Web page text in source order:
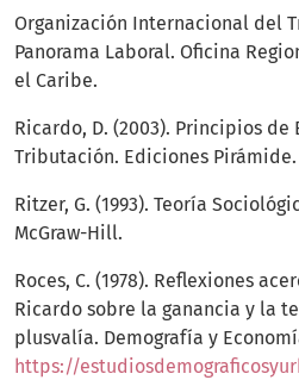
Organización Internacional del
Panorama Laboral. Oficina
el Caribe.
Ricardo, D. (2003). Principios
Tributación. Ediciones Pirámide.
Ritzer, G. (1993). Teoría
McGraw-Hill.
Roces, C. (1978). Reflexiones
Ricardo sobre la ganancia y la
plusvalía. Demografía y
https://